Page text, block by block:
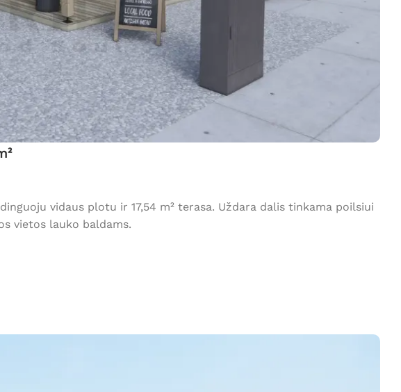
vidaus plotu ir 17,54 m² terasa. Uždara dalis tinkama poilsiui
vietos lauko baldams.